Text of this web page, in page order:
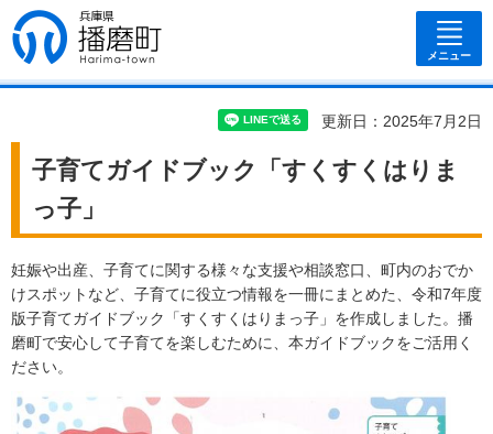
兵庫県 播磨
町
メニュー
更新日：2025年7月2日
子育てガイドブック「すくすくはりま
っ子」
妊娠や出産、子育てに関する様々な支援や相談窓口、町内のおでか
けスポットなど、子育てに役立つ情報を一冊にまとめた、令和7年度
版子育てガイドブック「すくすくはりまっ子」を作成しました。播
磨町で安心して子育てを楽しむために、本ガイドブックをご活用く
ださい。